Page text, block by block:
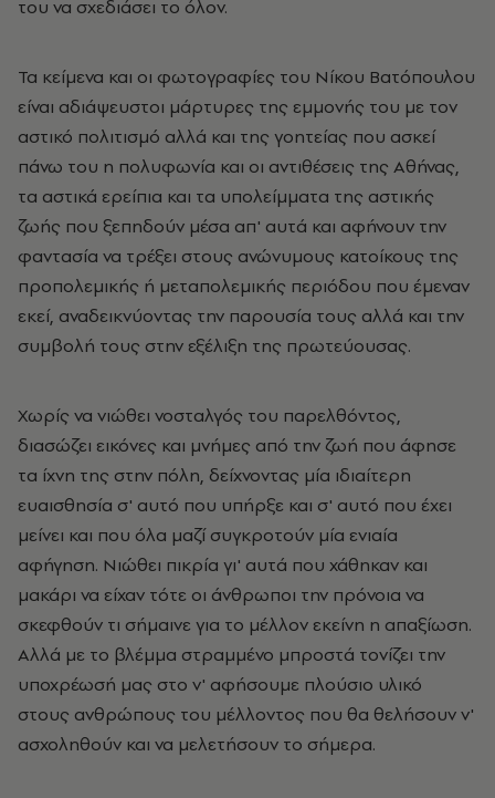
του να σχεδιάσει το όλον.
Τα κείμενα και οι φωτογραφίες του Νίκου Βατόπουλου
είναι αδιάψευστοι μάρτυρες της εμμονής του με τον
αστικό πολιτισμό αλλά και της γοητείας που ασκεί
πάνω του η πολυφωνία και οι αντιθέσεις της Αθήνας,
τα αστικά ερείπια και τα υπολείμματα της αστικής
ζωής που ξεπηδούν μέσα απ' αυτά και αφήνουν την
φαντασία να τρέξει στους ανώνυμους κατοίκους της
προπολεμικής ή μεταπολεμικής περιόδου που έμεναν
εκεί, αναδεικνύοντας την παρουσία τους αλλά και την
συμβολή τους στην εξέλιξη της πρωτεύουσας.
Χωρίς να νιώθει νοσταλγός του παρελθόντος,
διασώζει εικόνες και μνήμες από την ζωή που άφησε
τα ίχνη της στην πόλη, δείχνοντας μία ιδιαίτερη
ευαισθησία σ' αυτό που υπήρξε και σ' αυτό που έχει
μείνει και που όλα μαζί συγκροτούν μία ενιαία
αφήγηση. Νιώθει πικρία γι' αυτά που χάθηκαν και
μακάρι να είχαν τότε οι άνθρωποι την πρόνοια να
σκεφθούν τι σήμαινε για το μέλλον εκείνη η απαξίωση.
Αλλά με το βλέμμα στραμμένο μπροστά τονίζει την
υποχρέωσή μας στο ν' αφήσουμε πλούσιο υλικό
στους ανθρώπους του μέλλοντος που θα θελήσουν ν'
ασχοληθούν και να μελετήσουν το σήμερα.